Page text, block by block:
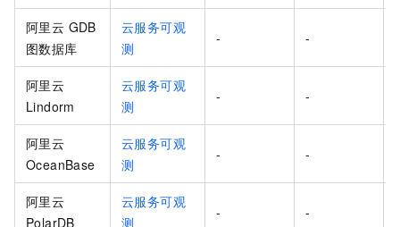
阿里云 GDB
图数据库
云服务可观
测
- -
阿里云
Lindorm
云服务可观
测
- -
阿里云
OceanBase
云服务可观
测
- -
阿里云
PolarDB
云服务可观
测
- -